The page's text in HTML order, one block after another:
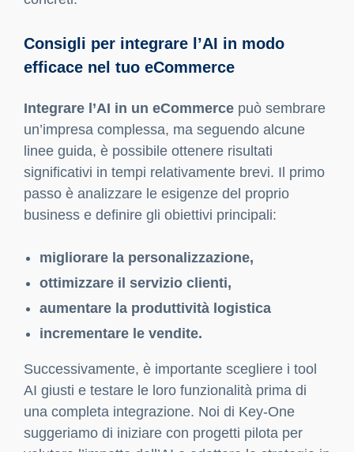
permettendo ai team di concentrarsi su compiti
di maggior valore aggiunto. Questo aspetto si
rivela particolarmente vantaggioso in scenari di
elevati di contenuti personalizzati è accresciuta.
Tool di intelligenza artificiale da
integrare nel tuo shop online
ha esigenze specifiche, e l’AI
offre una vasta gamma di soluzioni che possono
essere integrate in base agli obiettivi e alle
necessità di ciascun brand. Tra i tool più versatili
per gli eCommerce segnaliamoShopify’s Kit
un assistente virtuale che automatizza
contenuti, eSlyce Visual Search, un tool che
permette ai clienti di cercare prodotti caricando
immagini, migliorando la precisione della ricerca
e ottimizzando l’esperienza utente. In Key-One,